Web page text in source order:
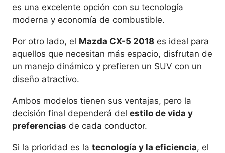
es una excelente opción con su tecnología
moderna y economía de combustible.
Por otro lado, el Mazda CX-5 2018 es ideal para
aquellos que necesitan más espacio, disfrutan de
un manejo dinámico y prefieren un SUV con un
diseño atractivo.
Ambos modelos tienen sus ventajas, pero la
decisión final dependerá del estilo de vida y
preferencias de cada conductor.
Si la prioridad es la tecnología y la eficiencia, el